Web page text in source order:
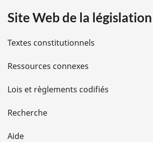
i
l
s
d
e
l
Site Web de la législation
Textes constitutionnels
Ressources connexes
Lois et règlements codifiés
Recherche
Aide